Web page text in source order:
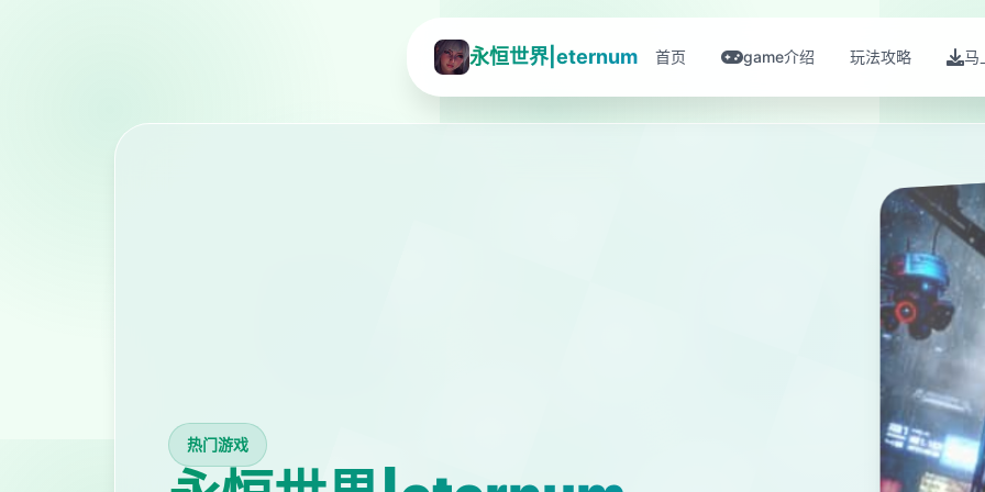
永恒世界|eternum 首页 game介绍 玩法攻略 马
热门游戏